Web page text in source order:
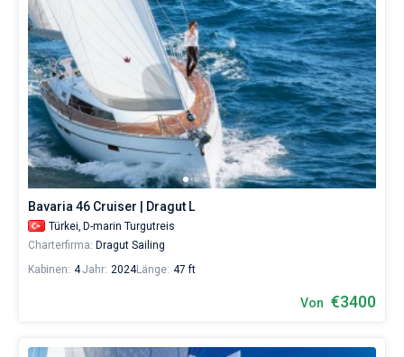
Bavaria 46 Cruiser | Dragut L
Türkei, D-marin Turgutreis
Charterfirma: Dragut Sailing
Kabinen: 4Jahr: 2024Länge: 47 ft
Von €3400